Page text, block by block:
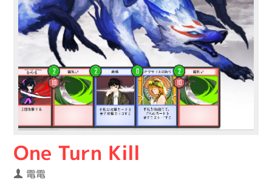
One Turn Kill
電電